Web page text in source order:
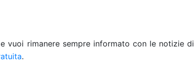
vuoi rimanere sempre informato con le notizie di
.